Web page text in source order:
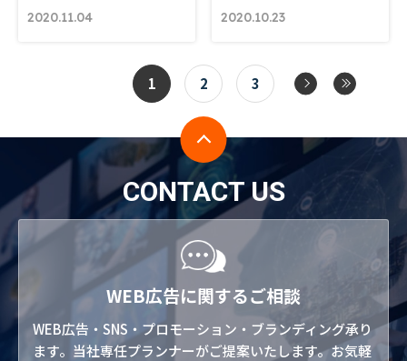
2020.11.04 2020.10.23
1 2 3
CONTACT US
WEB広告に関するご相談
WEB広告・SNS・プロモーション・ブランディング承り
ます。当社専任プランナーがご提案いたします。お気軽